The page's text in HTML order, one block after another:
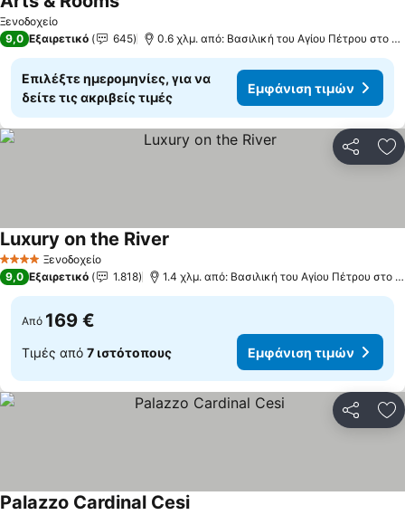
Ξενοδοχείο
9,0 Εξαιρετικό 645 0.6 χλμ. από: Βασιλική του Αγίου Πέτρου στο Βατικανό
Επιλέξτε ημερομηνίες, για να
δείτε τις ακριβείς τιμές
Εμφάνιση τιμών
4 ΑστέριαΞενοδοχείο
Luxury on the River
9,0 Εξαιρετικό 1.818 1.4 χλμ. από: Βασιλική του Αγίου Πέτρου στο Βατικανό
Από 169 €
Τιμές από 7 ιστότοπους Εμφάνιση τιμών
Palazzo Cardinal Cesi